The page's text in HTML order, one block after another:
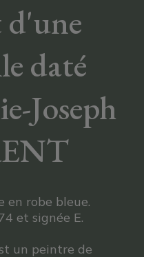
daté
Joseph
en robe bleue.
et signée E.
un peintre de